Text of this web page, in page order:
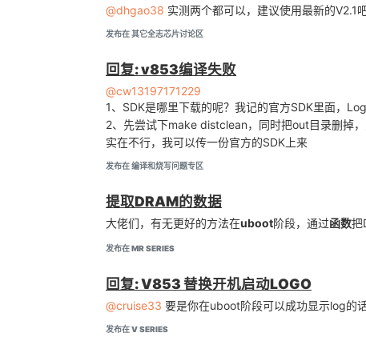
同时需要修改两个部分内容
diff --git a/device/config/chips/t113/
--- a/device/config/chips/t113/configs/
+++ b/device/config/chips/t113/configs/
@@ -38,4 +38,4 @@ bootdelay=1
#default bootcmd, will change at runtime according to key press
#bootcmd=run setargs_nand boot_dsp0 boot_normal
2、sys_config.fex
diff --git a/device/config/chips/t113/
index 4bc568c..aad0548 100755
--- a/device/config/chips/t113/configs/
+++ b/device/config/chips/t113/configs/
@@ -33,7 +33,7 @@ debug_mode  = 1
需要准备一张大小合适的 bmp 图像文件（大小为
我准备的是一张 1200 * 800 尺寸大小的bmp图片
使用 Windows 自带的画图工具可以看到分辨率为
@dhgao38 实测两个都可以，建议使用最新的V2.1
发布在 其它全志芯片讨论区
回复: v853编译失败
@cw13197171229
1、SDK是哪里下载的呢？我记的官方SDK里面，
2、先尝试下make distclean，同时把out目录删掉
实在不行，我可以传一份官方的SDK上来
发布在 编译和烧写问题专区
提取DRAM的数据
大佬们，有无更好的方法在uboot阶段，通过函数把
发布在 MR SERIES
回复: V853 替换开机启动LOGO
@cruise33 要是你在uboot阶段可以成功显示log的
发布在 V SERIES